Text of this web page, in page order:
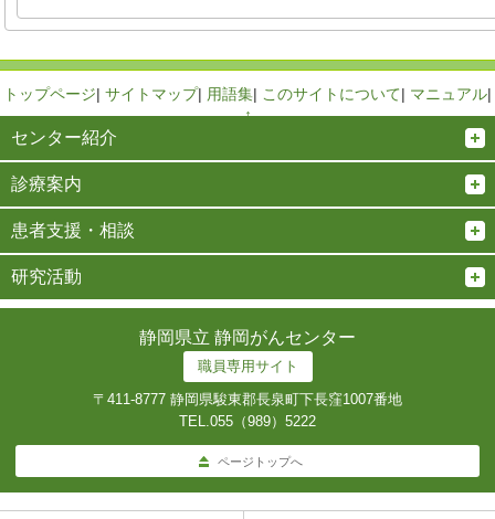
トップページ| サイトマップ| 用語集| このサイトについて| マニュアル|
↑
センター紹介
診療案内
患者支援・相談
研究活動
静岡県立 静岡がんセンター
職員専用サイト
〒411-8777 静岡県駿東郡長泉町下長窪1007番地
TEL.055（989）5222
ページトップへ